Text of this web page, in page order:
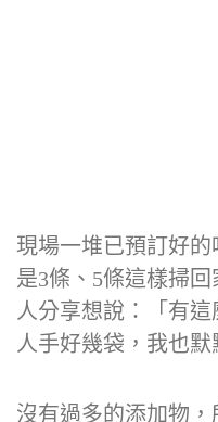
現場一堆已預訂好的
是3條、5條這樣掃
人分享想說：「有
人手好幾袋，我也
沒有過多的添加物